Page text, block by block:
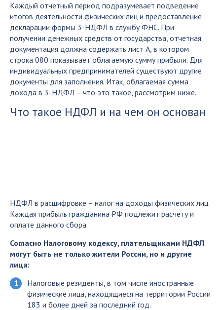
Каждый отчетный период подразумевает подведение
итогов деятельности физических лиц и предоставление
декларации формы 3-НДФЛ в службу ФНС. При
получении денежных средств от государства, отчетная
документация должна содержать лист А, в котором
строка 080 показывает облагаемую сумму прибыли. Для
индивидуальных предпринимателей существуют другие
документы для заполнения. Итак, облагаемая сумма
дохода в 3-НДФЛ – что это такое, рассмотрим ниже.
Что такое НДФЛ и на чем он основан
НДФЛ в расшифровке – налог на доходы физических лиц.
Каждая прибыль гражданина РФ подлежит расчету и
оплате данного сбора.
Согласно Налоговому кодексу, плательщиками НДФЛ
могут быть не только жители России, но и другие
лица:
Налоговые резиденты, в том числе иностранные
физические лица, находящиеся на территории России
183 и более дней за последний год.